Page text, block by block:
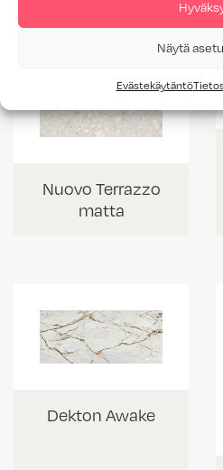
Näytä
Evästekäytäntö
Nuovo Terrazzo
matta
Dekton Awake